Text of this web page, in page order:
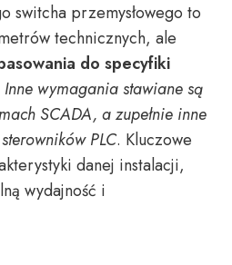
switcha przemysłowego to
technicznych, ale
do specyfiki
Inne wymagania stawiane są
SCADA, a zupełnie inne
PLC. Kluczowe
danej instalacji,
wydajność i